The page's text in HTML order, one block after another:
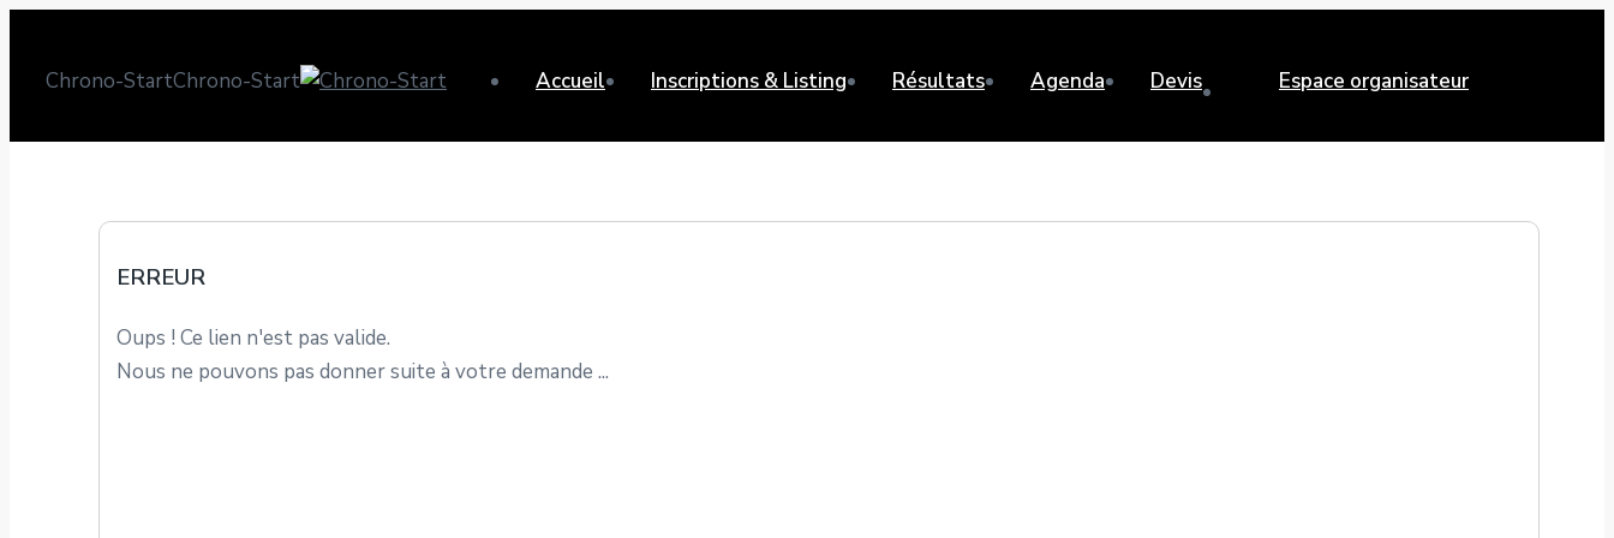
Chrono-StartChrono-Start Accueil Inscriptions & Listing Résultats Agenda Devis Espace organisateur
ERREUR
Oups ! Ce lien n'est pas valide.
Nous ne pouvons pas donner suite à votre demande ...